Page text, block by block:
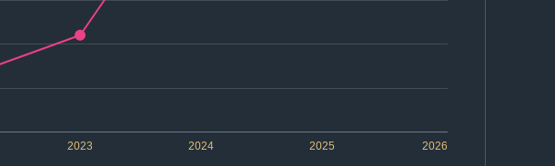
2023 2024 2025 2026